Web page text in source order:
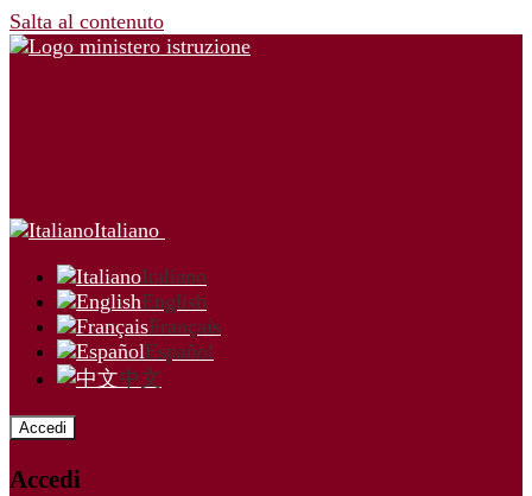
Salta al contenuto
Italiano
Italiano
English
Français
Español
中文
Accedi
Accedi